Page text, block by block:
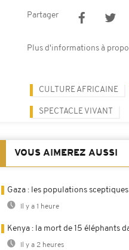
Partager
Plus d'informations à
CULTURE AFRICAINE
SPECTACLE VIVANT
VOUS AIMEREZ AUSSI
Gaza : les populations
Il y a 1 heure
Kenya : la mort de 15 éléphants
Il y a 2 heures